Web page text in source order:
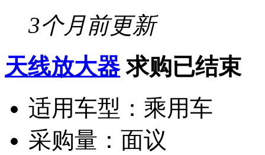
3个月前更新
天线放大器 求购已结束
适用车型： 乘用车
采购量： 面议